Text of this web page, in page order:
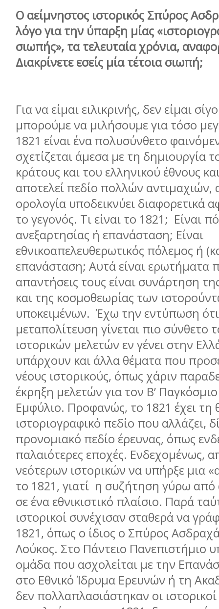
Ο αείμνηστος ιστορικός Σπύρος
λόγο για την ύπαρξη μίας
σιωπής», τα τελευταία χρόνια,
Διακρίνετε εσείς μία τέτοια σιωπή;
Για να είμαι ειλικρινής, δεν είμαι
μπορούμε να μιλήσουμε για τόσο
1821 είναι ένα πολυσύνθετο
σχετίζεται άμεσα με τη δημιουργία
κράτους και του ελληνικού έθνους
αποτελεί πεδίο πολλών αντιμαχιών,
ορολογία υποδεικνύει διαφορετικά
το γεγονός. Τι είναι το 1821; Είναι
ανεξαρτησίας ή επανάσταση; Είναι
εθνικοαπελευθερωτικός πόλεμος ή
επανάσταση; Αυτά είναι ερωτήματα
απαντήσεις τους είναι συνάρτηση
και της κοσμοθεωρίας των
υποκειμένων. Έχω την εντύπωση
μεταπολίτευση γίνεται πιο σύνθετο
ιστορικών μελετών εν γένει στην
υπάρχουν και άλλα θέματα που
νέους ιστορικούς, όπως χάριν
έκρηξη μελετών για τον Β’
Εμφύλιο. Προφανώς, το 1821 έχει τη
ιστοριογραφικό πεδίο που αλλάζει,
προνομιακό πεδίο έρευνας, όπως
παλαιότερες εποχές. Ενδεχομένως,
νεότερων ιστορικών να υπήρξε μια
το 1821, γιατί η συζήτηση γύρω από
σε ένα εθνικιστικό πλαίσιο. Παρά
ιστορικοί συνέχισαν σταθερά να
1821, όπως ο ίδιος ο Σπύρος
Λούκος. Στο Πάντειο Πανεπιστήμιο
ομάδα που ασχολείται με την
στο Εθνικό Ίδρυμα Ερευνών ή τη
δεν πολλαπλασιάστηκαν οι